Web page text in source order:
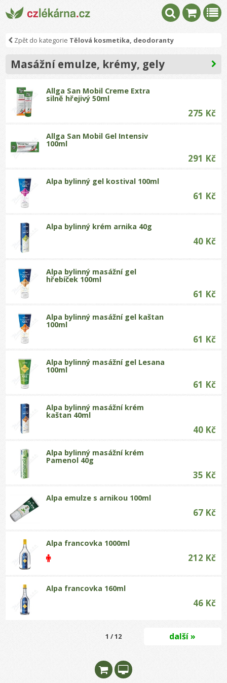
Zpět do kategorie Tělová kosmetika, deodoranty
Masážní emulze, krémy, gely
Allga San Mobil Creme Extra
silně hřejivý 50ml
275 Kč
Allga San Mobil Gel Intensiv
100ml
291 Kč
Alpa bylinný gel kostival 100ml
61 Kč
Alpa bylinný krém arnika 40g
40 Kč
Alpa bylinný masážní gel
hřebíček 100ml
61 Kč
Alpa bylinný masážní gel kaštan
100ml
61 Kč
Alpa bylinný masážní gel Lesana
100ml
61 Kč
Alpa bylinný masážní krém
kaštan 40ml
40 Kč
Alpa bylinný masážní krém
Pamenol 40g
35 Kč
Alpa emulze s arnikou 100ml
67 Kč
Alpa francovka 1000ml
212 Kč
Alpa francovka 160ml
46 Kč
1 / 12 další »